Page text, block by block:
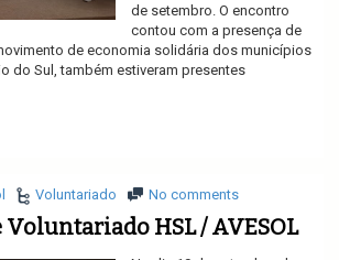
de setembro. O encontro
contou com a presença de
de economia solidária dos municípios
do Sul, também estiveram presentes
Voluntariado No comments
HSL / AVESOL